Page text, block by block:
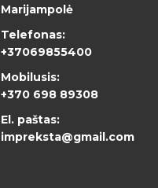
Marijampolė
Telefonas:
+37069855400
Mobilusis:
+370 698 89308
El. paštas:
impreksta@gmail.com